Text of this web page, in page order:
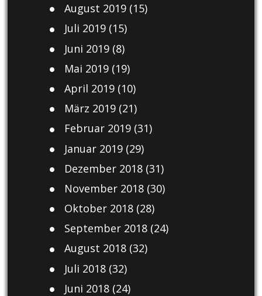
August 2019(15)
Juli 2019(15)
Juni 2019(8)
Mai 2019(19)
April 2019(10)
März 2019(21)
Februar 2019(31)
Januar 2019(29)
Dezember 2018(31)
November 2018(30)
Oktober 2018(28)
September 2018(24)
August 2018(32)
Juli 2018(32)
Juni 2018(24)